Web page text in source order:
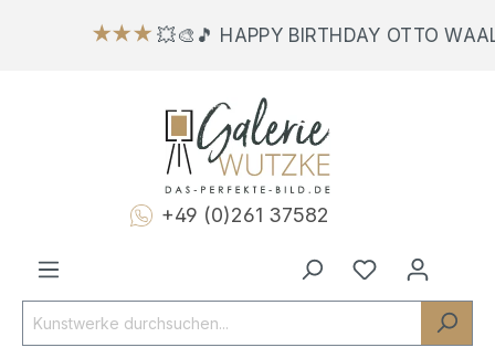
★★★💥🎨🎵 HAPPY BIRTHDAY OTTO
+49 (0)261 37582